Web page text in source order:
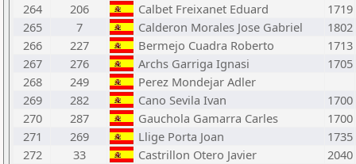
264
206 Calbet Freixanet Eduard
1719
265
7 Calderon Morales Jose Gabriel
1802
266
227 Bermejo Cuadra Roberto
1713
267
276 Archs Garriga Ignasi
1705
268
249
Perez Mondejar Adler
269
282 Cano Sevila Ivan
1700
270
287 Gauchola Gamarra Carles
1700
271
269 Llige Porta Joan
1735
272
33 Castrillon Otero Javier
2040